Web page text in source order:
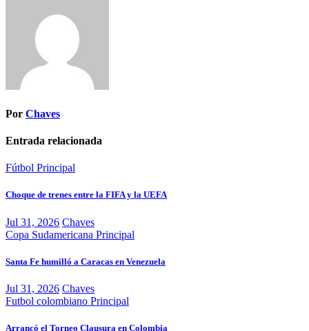
Por Chaves
Entrada relacionada
Fútbol Principal
Choque de trenes entre la FIFA y la UEFA
Jul 31, 2026 Chaves
Copa Sudamericana Principal
Santa Fe humilló a Caracas en Venezuela
Jul 31, 2026 Chaves
Futbol colombiano Principal
Arrancó el Torneo Clausura en Colombia